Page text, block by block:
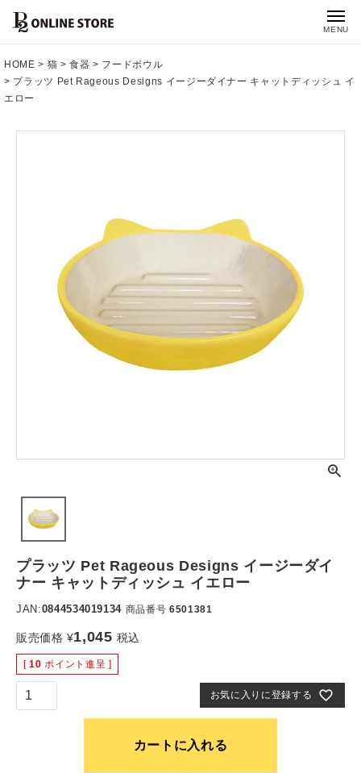
MENU
HOME 猫 食器
フードボウル
プラッツ Pet Rageous Designs イージーダイナー キャットディッシュ イ
エロー
プラッツ Pet Rageous Designs イージーダイ
ナー キャットディッシュ イエロー
JAN:0844534019134 商品番号 6501381
販売価格 ¥1,045 税込
[ 10 ポイント進呈 ]
お気に入りに登録する
カートに入れる